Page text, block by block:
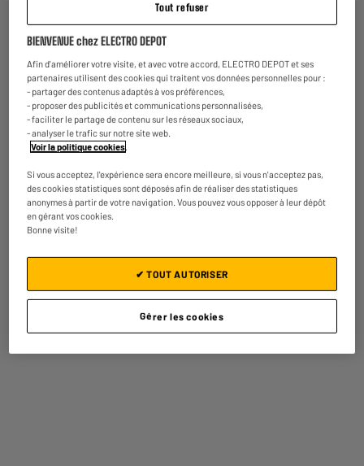
Tout refuser
BIENVENUE chez ELECTRO DEPOT
Afin d'améliorer votre visite, et avec votre accord, ELECTRO DEPOT et ses
partenaires utilisent des cookies qui traitent vos données personnelles pour :
- partager des contenus adaptés à vos préférences,
- proposer des publicités et communications personnalisées,
- faciliter le partage de contenu sur les réseaux sociaux,
- analyser le trafic sur notre site web.
Voir la politique cookies
Si vous acceptez, l'expérience sera encore meilleure, si vous n'acceptez pas,
des cookies statistiques sont déposés afin de réaliser des statistiques
anonymes à partir de votre navigation. Vous pouvez vous opposer à leur dépôt
en gérant vos cookies.
Bonne visite!
Gérer les cookies
✔ TOUT AUTORISER